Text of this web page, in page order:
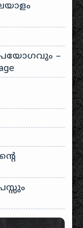
–